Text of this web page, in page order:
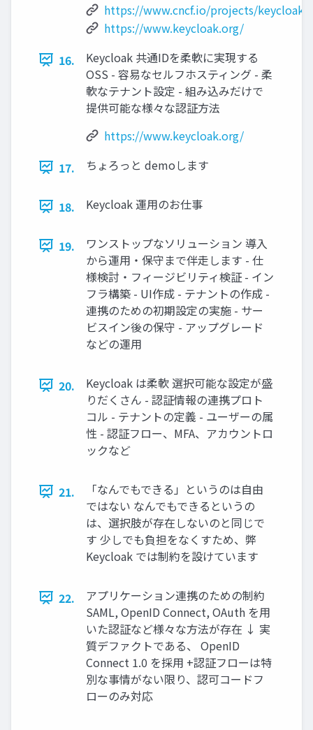
https://www.cncf.io/projects/keycloak/
https://www.keycloak.org/
16.
Keycloak 共通IDを柔軟に実現する
OSS - 容易なセルフホスティング - 柔
軟なテナント設定 - 組み込みだけで
提供可能な様々な認証方法
https://www.keycloak.org/
17.
ちょろっと demoします
18. Keycloak 運用のお仕事
19.
ワンストップなソリューション 導入
から運用・保守まで伴走します - 仕
様検討・フィージビリティ検証 - イン
フラ構築 - UI作成 - テナントの作成 -
連携のための初期設定の実施 - サー
ビスイン後の保守 - アップグレード
などの運用
20.
Keycloak は柔軟 選択可能な設定が盛
りだくさん - 認証情報の連携プロト
コル - テナントの定義 - ユーザーの属
性 - 認証フロー、MFA、アカウントロ
ックなど
21.
「なんでもできる」というのは自由
ではない なんでもできるというの
は、選択肢が存在しないのと同じで
す 少しでも負担をなくすため、弊
Keycloak では制約を設けています
22.
アプリケーション連携のための制約
SAML, OpenID Connect, OAuth を用
いた認証など様々な方法が存在 ↓ 実
質デファクトである、 OpenID
Connect 1.0 を採用 +認証フローは特
別な事情がない限り、認可コードフ
ローのみ対応